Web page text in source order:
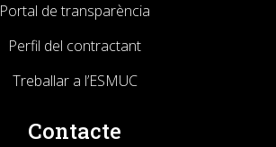
Portal de transparència
Perfil del contractant
Treballar a l’ESMUC
Contacte